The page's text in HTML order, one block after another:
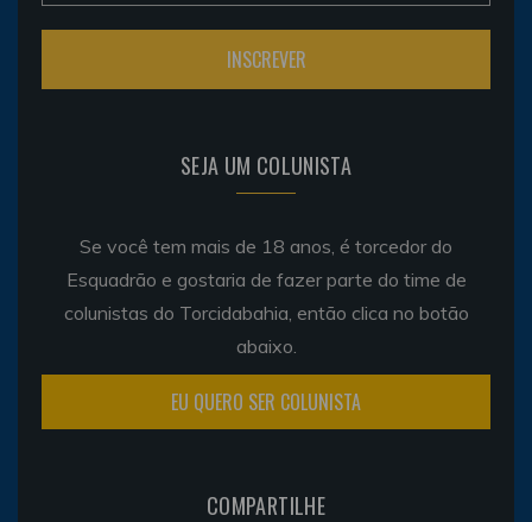
SEJA UM COLUNISTA
Se você tem mais de 18 anos, é torcedor do
Esquadrão e gostaria de fazer parte do time de
colunistas do Torcidabahia, então clica no botão
abaixo.
EU QUERO SER COLUNISTA
COMPARTILHE